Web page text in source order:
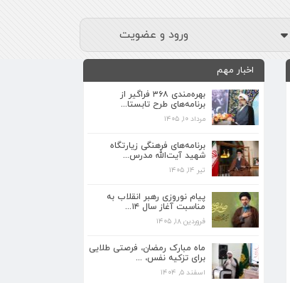
ورود و عضویت
اخبار مهم
بهره‌مندی ۳۶۸ فراگیر از
برنامه‌های طرح تابستا...
مرداد ۱۰, ۱۴۰۵
برنامه‌های فرهنگی زیارتگاه
شهید آیت‌الله مدرس...
تیر ۱۴, ۱۴۰۵
پیام نوروزی رهبر انقلاب به
مناسبت آغاز سال ۱۴...
فروردین ۱۸, ۱۴۰۵
ماه مبارک رمضان، فرصتی طلایی
برای تزکیه نفس، ...
اسفند ۵, ۱۴۰۴
برنامه‌های فرهنگی زیارتگاه شهید آیت‌الله
تیر ۱۴, ۱۴۰۵
پیام نوروزی رهبر انقلاب به مناسبت آغاز
فروردین ۱۸, ۱۴۰۵
نفس، ...
اسفند ۵, ۱۴۰۴